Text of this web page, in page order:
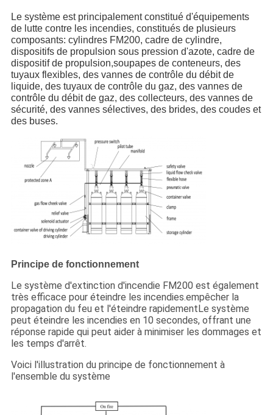
Le système est principalement constitué d'équipements
de lutte contre les incendies, constitués de plusieurs
composants: cylindres FM200, cadre de cylindre,
dispositifs de propulsion sous pression d'azote, cadre de
dispositif de propulsion,soupapes de conteneurs, des
tuyaux flexibles, des vannes de contrôle du débit de
liquide, des tuyaux de contrôle du gaz, des vannes de
contrôle du débit de gaz, des collecteurs, des vannes de
sécurité, des vannes sélectives, des brides, des coudes et
des buses.
Principe de fonctionnement
Le système d'extinction d'incendie FM200 est également
très efficace pour éteindre les incendies.empêcher la
propagation du feu et l'éteindre rapidementLe système
peut éteindre les incendies en 10 secondes, offrant une
réponse rapide qui peut aider à minimiser les dommages et
les temps d'arrêt.
Voici l'illustration du principe de fonctionnement à
l'ensemble du système